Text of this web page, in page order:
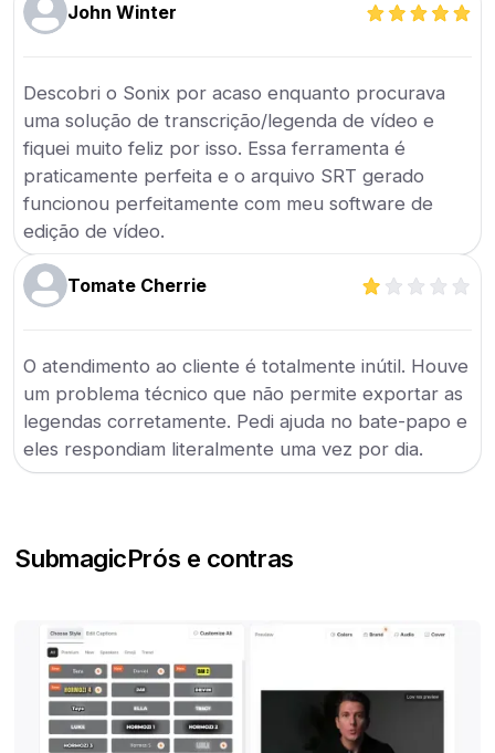
John Winter
Descobri o Sonix por acaso enquanto procurava
uma solução de transcrição/legenda de vídeo e
fiquei muito feliz por isso. Essa ferramenta é
praticamente perfeita e o arquivo SRT gerado
funcionou perfeitamente com meu software de
edição de vídeo.
Tomate Cherrie
O atendimento ao cliente é totalmente inútil. Houve
um problema técnico que não permite exportar as
legendas corretamente. Pedi ajuda no bate-papo e
eles respondiam literalmente uma vez por dia.
SubmagicPrós e contras